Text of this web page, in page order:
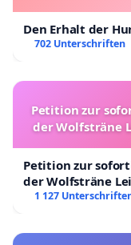
Den Erhalt der
702 Unterschriften
Petition zur
der Wolfsträne
Petition zur
der Wolfsträne
1 127